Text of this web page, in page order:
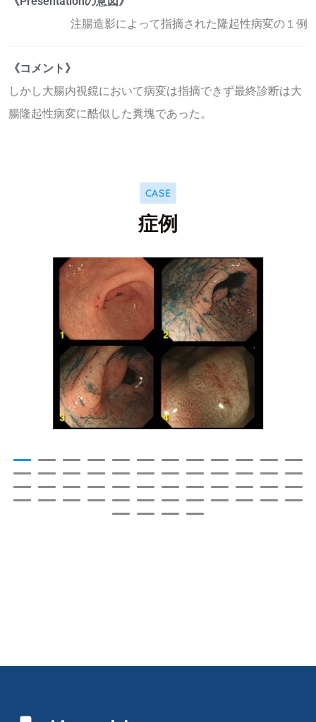
注腸造影によって指摘された隆起性病変の１例
《コメント》
しかし大腸内視鏡において病変は指摘できず最終診断は大
腸隆起性病変に酷似した糞塊であった。
CASE
症例